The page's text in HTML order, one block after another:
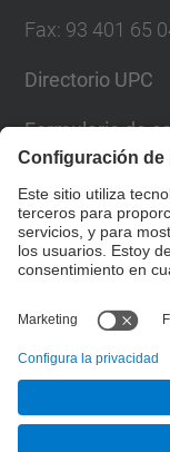
Fax: 93 401 65
Directorio UPC
Formulario de
© UPCEscuela
Canales y Puertos
Aviso legal